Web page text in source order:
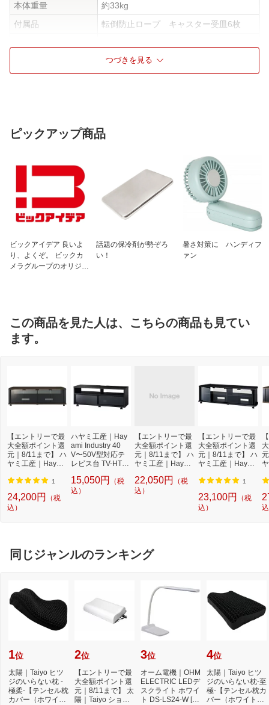
本体重量
約33kg
付属品
転倒防止ロープ キャスター受皿6枚
コーナー設置非対応
仕様2
天板/側板は高級感のある光沢塗装
つづきを見る
ピックアップ商品
ビックアイデア 良いよ
り、よくぞ。 ビックカ
メラグループのオリジナ
話題の保冷剤が勢ぞろ
い！
暑さ対策に ハンディフ
ァン
この商品を見た人は、こちらの商品も見てい
ます。
【エントリーで最
大全額ポイント還
元｜8/11まで】 ハ
ヤミ工産｜Hayam
V型対応テレビ台
TV-MS140H ブラ
ウン木目 TV-MS1
40H[TVMS140H]
1
24,200円
（税
込）
ハヤミ工産｜Hay
ami Industry 40
V〜50V型対応テ
レビス台 TV-HT11
HT1150B[TVHT11
50B]
15,050円
（税
込）
【エントリーで最
大全額ポイント還
元｜8/11まで】 ハ
ヤミ工産｜Hayam
V型対応テレビ台
TV-BS140L ロー
22,050円
（税
込）
【エントリーで最
大全額ポイント還
元｜8/11まで】 ハ
ヤミ工産｜Hayam
V型対応テレビ台
TV-BS140H ハイ
タイプ
1
23,100円
（税
込）
同じジャンルのランキング
1位
太陽｜Taiyo ヒツ
ジのいらない枕 -
極柔-【テンセル枕
カバー（ホワイ
2位
【エントリーで最
大全額ポイント還
元｜8/11まで】 太
陽｜Taiyo ショー
3位
オーム電機｜OHM
ELECTRIC LEDデ
スクライト ホワイ
ト DS-LS24-W [L
4位
太陽｜Taiyo ヒツ
ジのいらない枕-至
極-【テンセル枕カ
バー（ホワイト）